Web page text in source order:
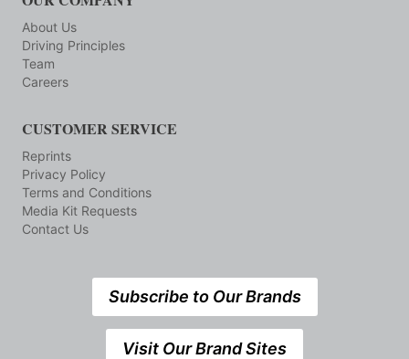
About Us
Driving Principles
Team
Careers
CUSTOMER SERVICE
Reprints
Privacy Policy
Terms and Conditions
Media Kit Requests
Contact Us
Subscribe to Our Brands
Visit Our Brand Sites